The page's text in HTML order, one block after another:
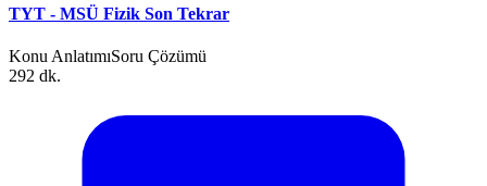
TYT - MSÜ Fizik Son Tekrar
Konu AnlatımıSoru Çözümü
292 dk.